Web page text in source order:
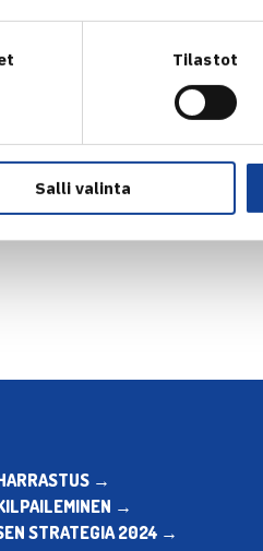
Tilastot
Salli valinta
→
→
STRATEGIA 2024 →